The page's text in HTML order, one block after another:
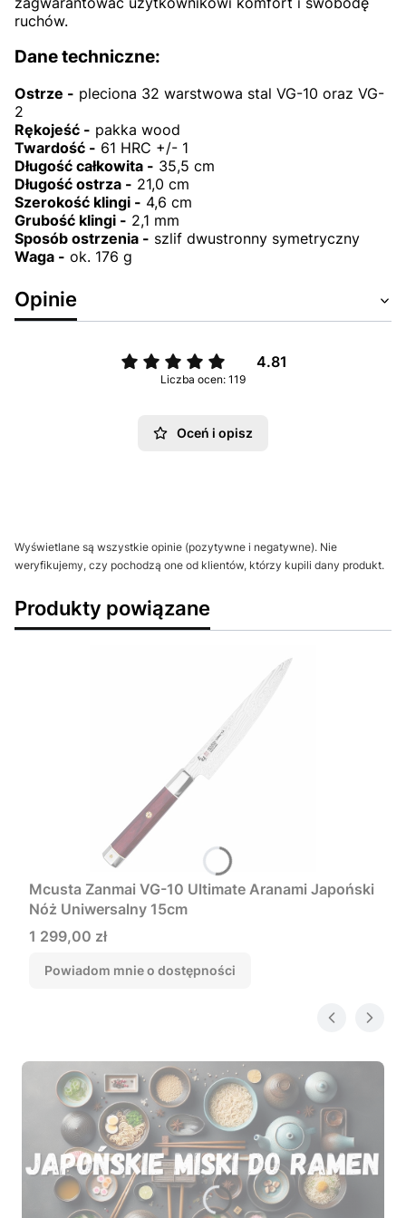
ruchów.
Dane techniczne:
Ostrze - pleciona 32 warstwowa stal VG-10 oraz VG-
2
Rękojeść - pakka wood
Twardość - 61 HRC +/- 1
Długość całkowita - 35,5 cm
Długość ostrza - 21,0 cm
Szerokość klingi - 4,6 cm
Grubość klingi - 2,1 mm
Sposób ostrzenia - szlif dwustronny symetryczny
Waga - ok. 176 g
Opinie
4.81
Liczba ocen: 119
Oceń i opisz
Wyświetlane są wszystkie opinie (pozytywne i negatywne). Nie
weryfikujemy, czy pochodzą one od klientów, którzy kupili dany produkt.
Produkty powiązane
Mcusta Zanmai VG-10 Ultimate Aranami Japoński
Nóż Uniwersalny 15cm
Cena
1 299,00 zł
Powiadom mnie o dostępności